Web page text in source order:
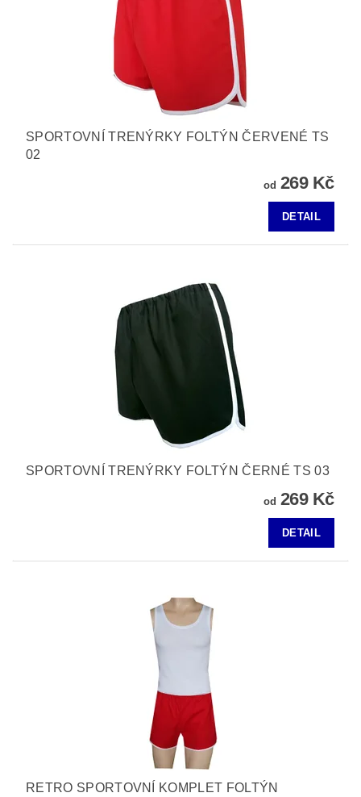
SPORTOVNÍ TRENÝRKY FOLTÝN ČERVENÉ TS
02
od 269 Kč
DETAIL
SPORTOVNÍ TRENÝRKY FOLTÝN ČERNÉ TS 03
od 269 Kč
DETAIL
RETRO SPORTOVNÍ KOMPLET FOLTÝN